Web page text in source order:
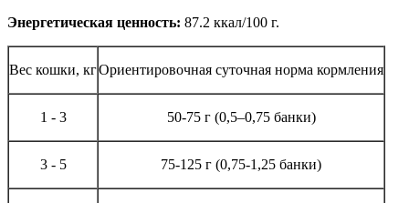
Энергетическая ценность: 87.2 ккал/100 г.
Вес кошки, кгОриентировочная суточная норма кормления
1 - 3 50-75 г (0,5–0,75 банки)
3 - 5 75-125 г (0,75-1,25 банки)